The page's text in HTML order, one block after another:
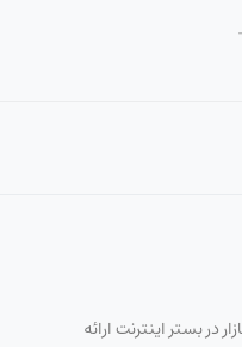
و اوستا- پلاک 168-
بستر اینترنت ارائه